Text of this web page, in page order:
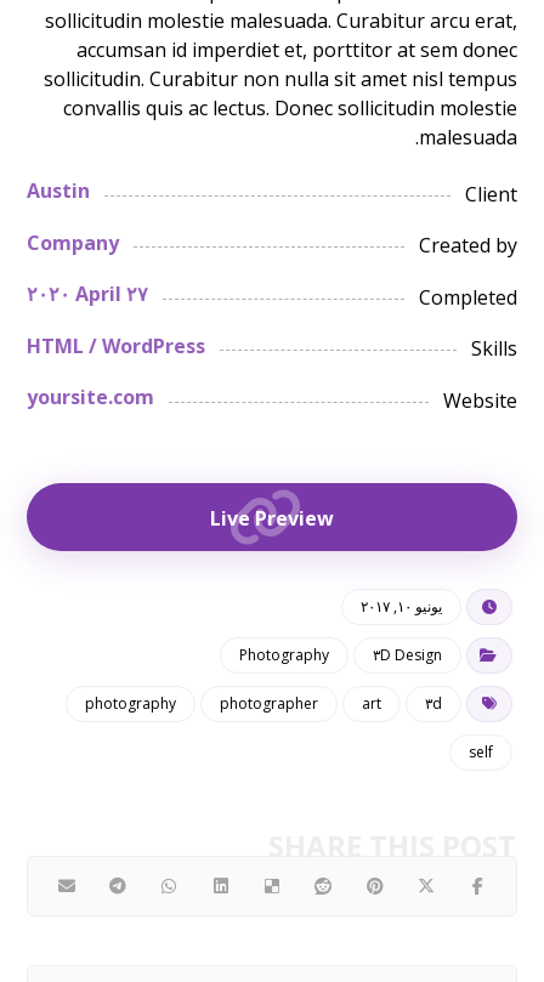
sollicitudin molestie malesuada. Curabitur arcu erat,
accumsan id imperdiet et, porttitor at sem donec
sollicitudin. Curabitur non nulla sit amet nisl tempus
convallis quis ac lectus. Donec sollicitudin molestie
malesuada.
Client
Austin
Created by
Company
Completed ٢٧ April ٢٠٢٠
Skills
HTML / WordPress
Website
yoursite.com
Live Preview
يونيو ١٠, ٢٠١٧
٣D Design Photography
٣d art
photographer
photography
self